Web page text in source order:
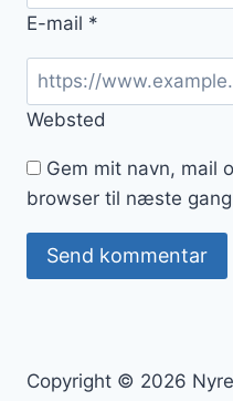
E-mail *
Websted
Gem mit navn, mail
browser til næste
Copyright © 2026